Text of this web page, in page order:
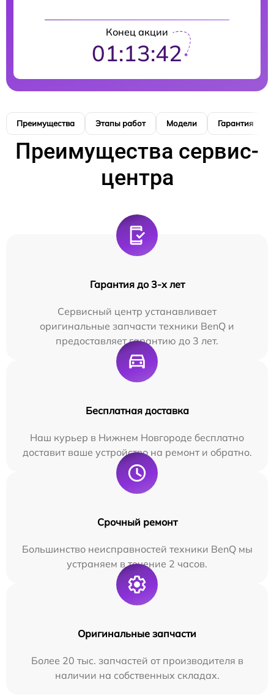
Конец акции
01:13:41
Преимущества Этапы работ Модели Гарантия
Преимущества сервис-
центра
Гарантия до 3-х лет
Сервисный центр устанавливает
оригинальные запчасти техники BenQ и
предоставляет гарантию до 3 лет.
Бесплатная доставка
Наш курьер в Нижнем Новгороде бесплатно
доставит ваше устройство на ремонт и обратно.
Срочный ремонт
Большинство неисправностей техники BenQ мы
устраняем в течение 2 часов.
Оригинальные запчасти
Более 20 тыс. запчастей от производителя в
наличии на собственных складах.